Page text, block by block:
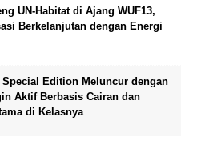
UN-Habitat di Ajang WUF13,
Berkelanjutan dengan Energi
Special Edition Meluncur dengan
Aktif Berbasis Cairan dan
di Kelasnya